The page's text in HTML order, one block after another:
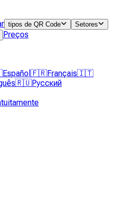
tipos de QR Code
Setores
Preços
Español 🇫🇷Français🇮🇹
🇷🇺Русский